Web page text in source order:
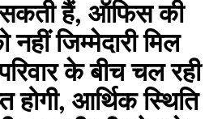
सकती हैं, ऑफिस की
जिम्मेदारी मिल
के बीच चल रही
होगी, आर्थिक स्थिति